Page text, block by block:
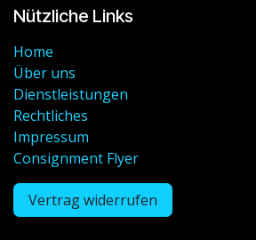
Nützliche Links
Home
Über uns
Dienstleistungen
Rechtliches
Impressum
Consignment Flyer
Vertrag widerrufen